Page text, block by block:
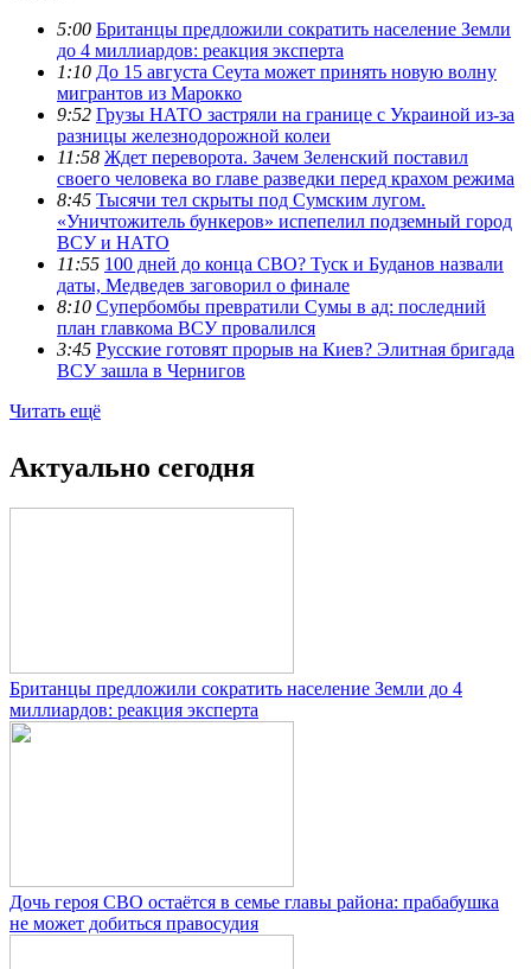
5:00 Британцы предложили сократить население Земли
до 4 миллиардов: реакция эксперта
1:10 До 15 августа Сеута может принять новую волну
мигрантов из Марокко
9:52 Грузы НАТО застряли на границе с Украиной из-за
разницы железнодорожной колеи
11:58 Ждет переворота. Зачем Зеленский поставил
своего человека во главе разведки перед крахом режима
8:45 Тысячи тел скрыты под Сумским лугом.
«Уничтожитель бункеров» испепелил подземный город
ВСУ и НАТО
11:55 100 дней до конца СВО? Туск и Буданов назвали
даты, Медведев заговорил о финале
8:10 Супербомбы превратили Сумы в ад: последний
план главкома ВСУ провалился
3:45 Русские готовят прорыв на Киев? Элитная бригада
ВСУ зашла в Чернигов
Читать ещё
Актуально сегодня
Британцы предложили сократить население Земли до 4
миллиардов: реакция эксперта
Дочь героя СВО остаётся в семье главы района: прабабушка
не может добиться правосудия